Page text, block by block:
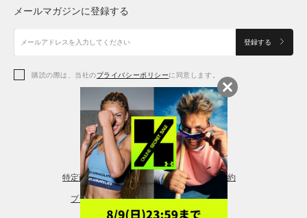
アクセサリー
アクセサリー
シューズ
アクセサリー
レギンス＆タイツ
シューズ
メールマガジンに登録する
登録する
購読の際は、当社のプライバシーポリシーに同意します。
特定商取引法に基づく通販の表記 会員規約
プライバシーポリシー